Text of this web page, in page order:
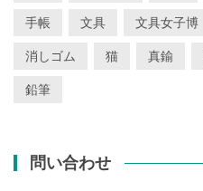
手帳 文具 文具女子博
消しゴム 猫 真鍮
鉛筆
問い合わせ